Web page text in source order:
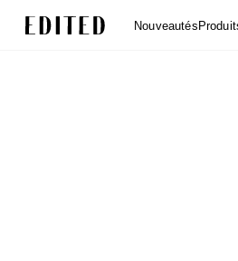
Nouveautés